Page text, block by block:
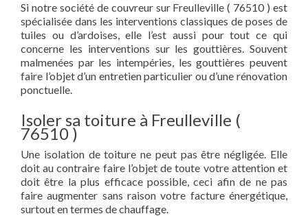
Si notre société de couvreur sur Freulleville ( 76510 ) est
spécialisée dans les interventions classiques de poses de
tuiles ou d’ardoises, elle l’est aussi pour tout ce qui
concerne les interventions sur les gouttières. Souvent
malmenées par les intempéries, les gouttières peuvent
faire l’objet d’un entretien particulier ou d’une rénovation
ponctuelle.
Isoler sa toiture à Freulleville (
76510 )
Une isolation de toiture ne peut pas être négligée. Elle
doit au contraire faire l’objet de toute votre attention et
doit être la plus efficace possible, ceci afin de ne pas
faire augmenter sans raison votre facture énergétique,
surtout en termes de chauffage.